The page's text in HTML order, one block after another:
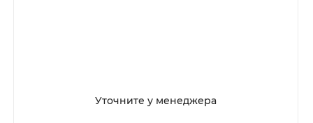
Уточните у менеджера